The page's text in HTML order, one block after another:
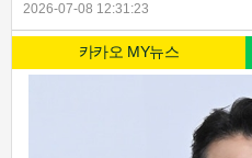
2026-07-08 12:31:23
카카오 MY뉴스